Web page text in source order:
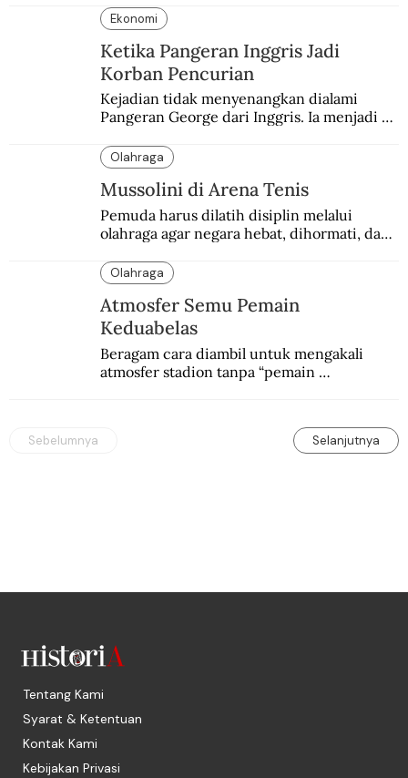
Ekonomi
Ketika Pangeran Inggris Jadi
Korban Pencurian
Kejadian tidak menyenangkan dialami
Pangeran George dari Inggris. Ia menjadi
Buenos Aires, Argentina.
Olahraga
Mussolini di Arena Tenis
Pemuda harus dilatih disiplin melalui
olahraga agar negara hebat, dihormati, dan
Olahraga
Atmosfer Semu Pemain
Keduabelas
Beragam cara diambil untuk mengakali
atmosfer stadion tanpa “pemain
Sebelumnya Selanjutnya
Tentang Kami
Syarat & Ketentuan
Kontak Kami
Kebijakan Privasi